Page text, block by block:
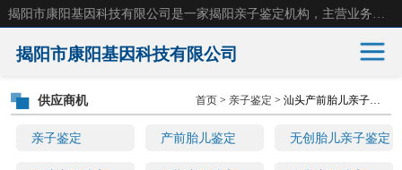
揭阳市康阳基因科技有限公司
亲子鉴定 产前胎儿鉴定 无创胎儿亲子鉴定
供应商机 首页 > 亲子鉴定 > 汕头产前胎儿亲子鉴定 具有法律效应
亲子鉴定 产前胎儿鉴定